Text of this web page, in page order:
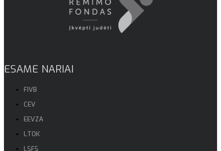
ESAME NARIAI
FIVB
CEV
EEVZA
LTOK
LSFS